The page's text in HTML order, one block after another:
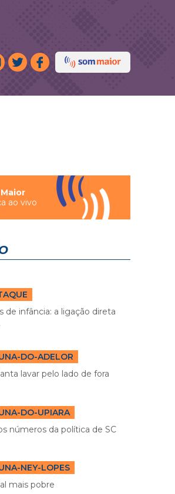
ao vivo
de infância: a ligação direta
DO-ADELOR
lavar pelo lado de fora
DO-UPIARA
números da política de SC
NEY-LOPES
mais pobre